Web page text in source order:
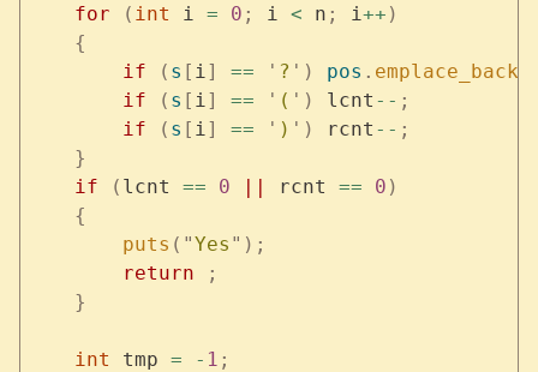
    for
( int i = 0 ; i < n ; i++ )
    {
        if
( s [ i] == ' ? ' ) pos . emplace_back
        if
( s [ i] == ' ( ' ) lcnt -- ;
        if
( s [ i] == ' ) ' ) rcnt -- ;
    }
    if
( lcnt == 0 || rcnt == 0 )
    {
        puts
( "Yes " );
        return
;
    }
    int
tmp = - 1 ;